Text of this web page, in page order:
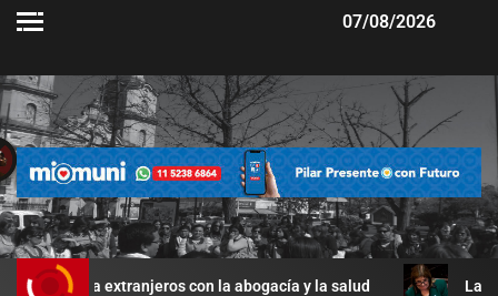
07/08/2026
a extranjeros con la abogacía y la salud La Ley de